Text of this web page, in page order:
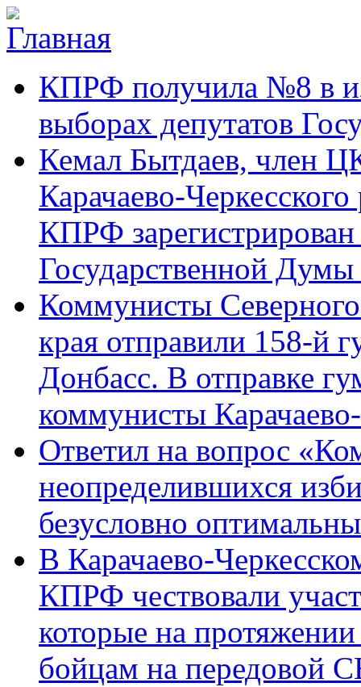
Перейти к основному содержанию
Черкесское
республиканское
отделение
Коммунистической
партии Российской
Федерации
аргументы,
факты КПРФ получила №8 в
выборах депутатов
Кемал Бытдаев, член
Карачаево-
КПРФ
Государственной
Коммунисты Северного
края отправили 158-й
Донбасс. В отправке
коммунисты
Ответил на вопрос
неопределившихся
безусловно
В Карачаево-
КПРФ чествовали
которые на
бойцам на передовой